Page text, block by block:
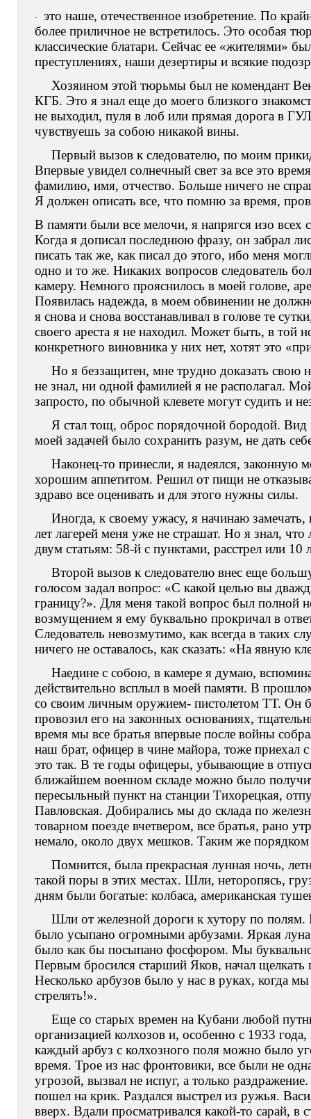
-
это наше, отечественное изобретение. По
более приличное не встретилось. Это особая
классические блатари. Сейчас ее «жителями»
преступлениях, наши дезертиры и всякие
Хозяином этой тюрьмы был не комендант
КГБ. Это я знал еще до моего близкого
не выходил, пуля в лоб или прямая дорога в
чувствуешь за собою никакой вины.
Первый вызов к следователю, по моим
Впервые увидел солнечный свет за все это
фамилию, имя, отчество. Больше ничего не
Я должен описать все, что помню за время,
В памяти были все мелочи, я напрягся изо всех
Когда я дописал последнюю фразу, он забрал
писать так же, как писал до этого, ибо меня
одно и то же. Никаких вопросов следователь
камеру. Немного прояснилось в моей голове,
Появилась надежда, в моем обвинении не
я снова и снова восстанавливал в голове те
своего ареста я не находил. Может быть, в той
конкретного виновника у них нет, хотят это
Но я беззащитен, мне трудно доказать свою
не знал, ни одной фамилией я не располагал.
запросто, по обычной клевете могут судить и
Я стал тощ, оброс порядочной бородой.
моей задачей было сохранить разум, не дать
Наконец-то принесли, я надеялся, законную
хорошим аппетитом. Решил от пищи не
здраво все оценивать и для этого нужны силы.
Иногда, к своему ужасу, я начинаю
лет лагерей меня уже не страшат. Но я знал,
двум статьям: 58-й с пунктами, расстрел или 10
Второй вызов к следователю внес еще
голосом задал вопрос: «С какой целью вы
границу?». Для меня такой вопрос был
возмущением я ему буквально прокричал в
Следователь невозмутимо, как всегда в таких
ничего не оставалось, как сказать: «На явную
Наедине с собою, в камере я думаю,
действительно всплыл в моей памяти. В
со своим личным оружием- пистолетом ТТ. Он
провозил его на законных основаниях,
время мы все братья впервые после войны
наш брат, офицер в чине майора, тоже приехал
это так. В те годы офицеры, убывающие в
ближайшем военном складе можно было
пересыльный пункт на станции Тихорецкая,
Павловская. Добирались мы до склада по
товарном поезде вчетвером, все братья, рано
немало, около двух мешков. Таким же
Помнится, была прекрасная лунная ночь,
такой поры в этих местах. Шли, неторопясь,
дням были богатые: колбаса, американская
Шли от железной дороги к хутору по полям.
было усыпано огромными арбузами. Яркая луна,
было как бы посыпано фосфором. Мы буквально
Первым бросился старший Яков, начал
Несколько арбузов было у нас в руках, когда
стрелять!».
Еще со старых времен на Кубани любой
организацией колхозов и, особенно с 1933
каждый арбуз с колхозного поля можно было
время. Трое из нас фронтовики, все были не
угрозой, вызвал не испуг, а только
пошел на крик. Раздался выстрел из ружья.
вверх. Вдали просматривался какой-то сарай,